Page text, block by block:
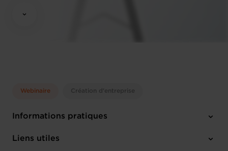
Webinaire Création d'entreprise
Informations pratiques
Mardi 19 Août 2025
Liens utiles